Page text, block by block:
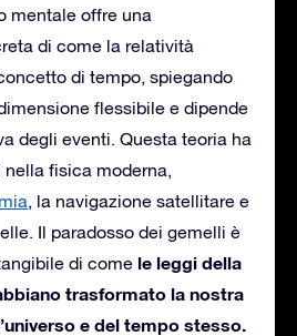
mentale offre una
di come la relatività
di tempo, spiegando
flessibile e dipende
degli eventi. Questa teoria ha
fisica moderna,
, la navigazione satellitare e
Il paradosso dei gemelli è
di come le leggi della
trasformato la nostra
e del tempo stesso.